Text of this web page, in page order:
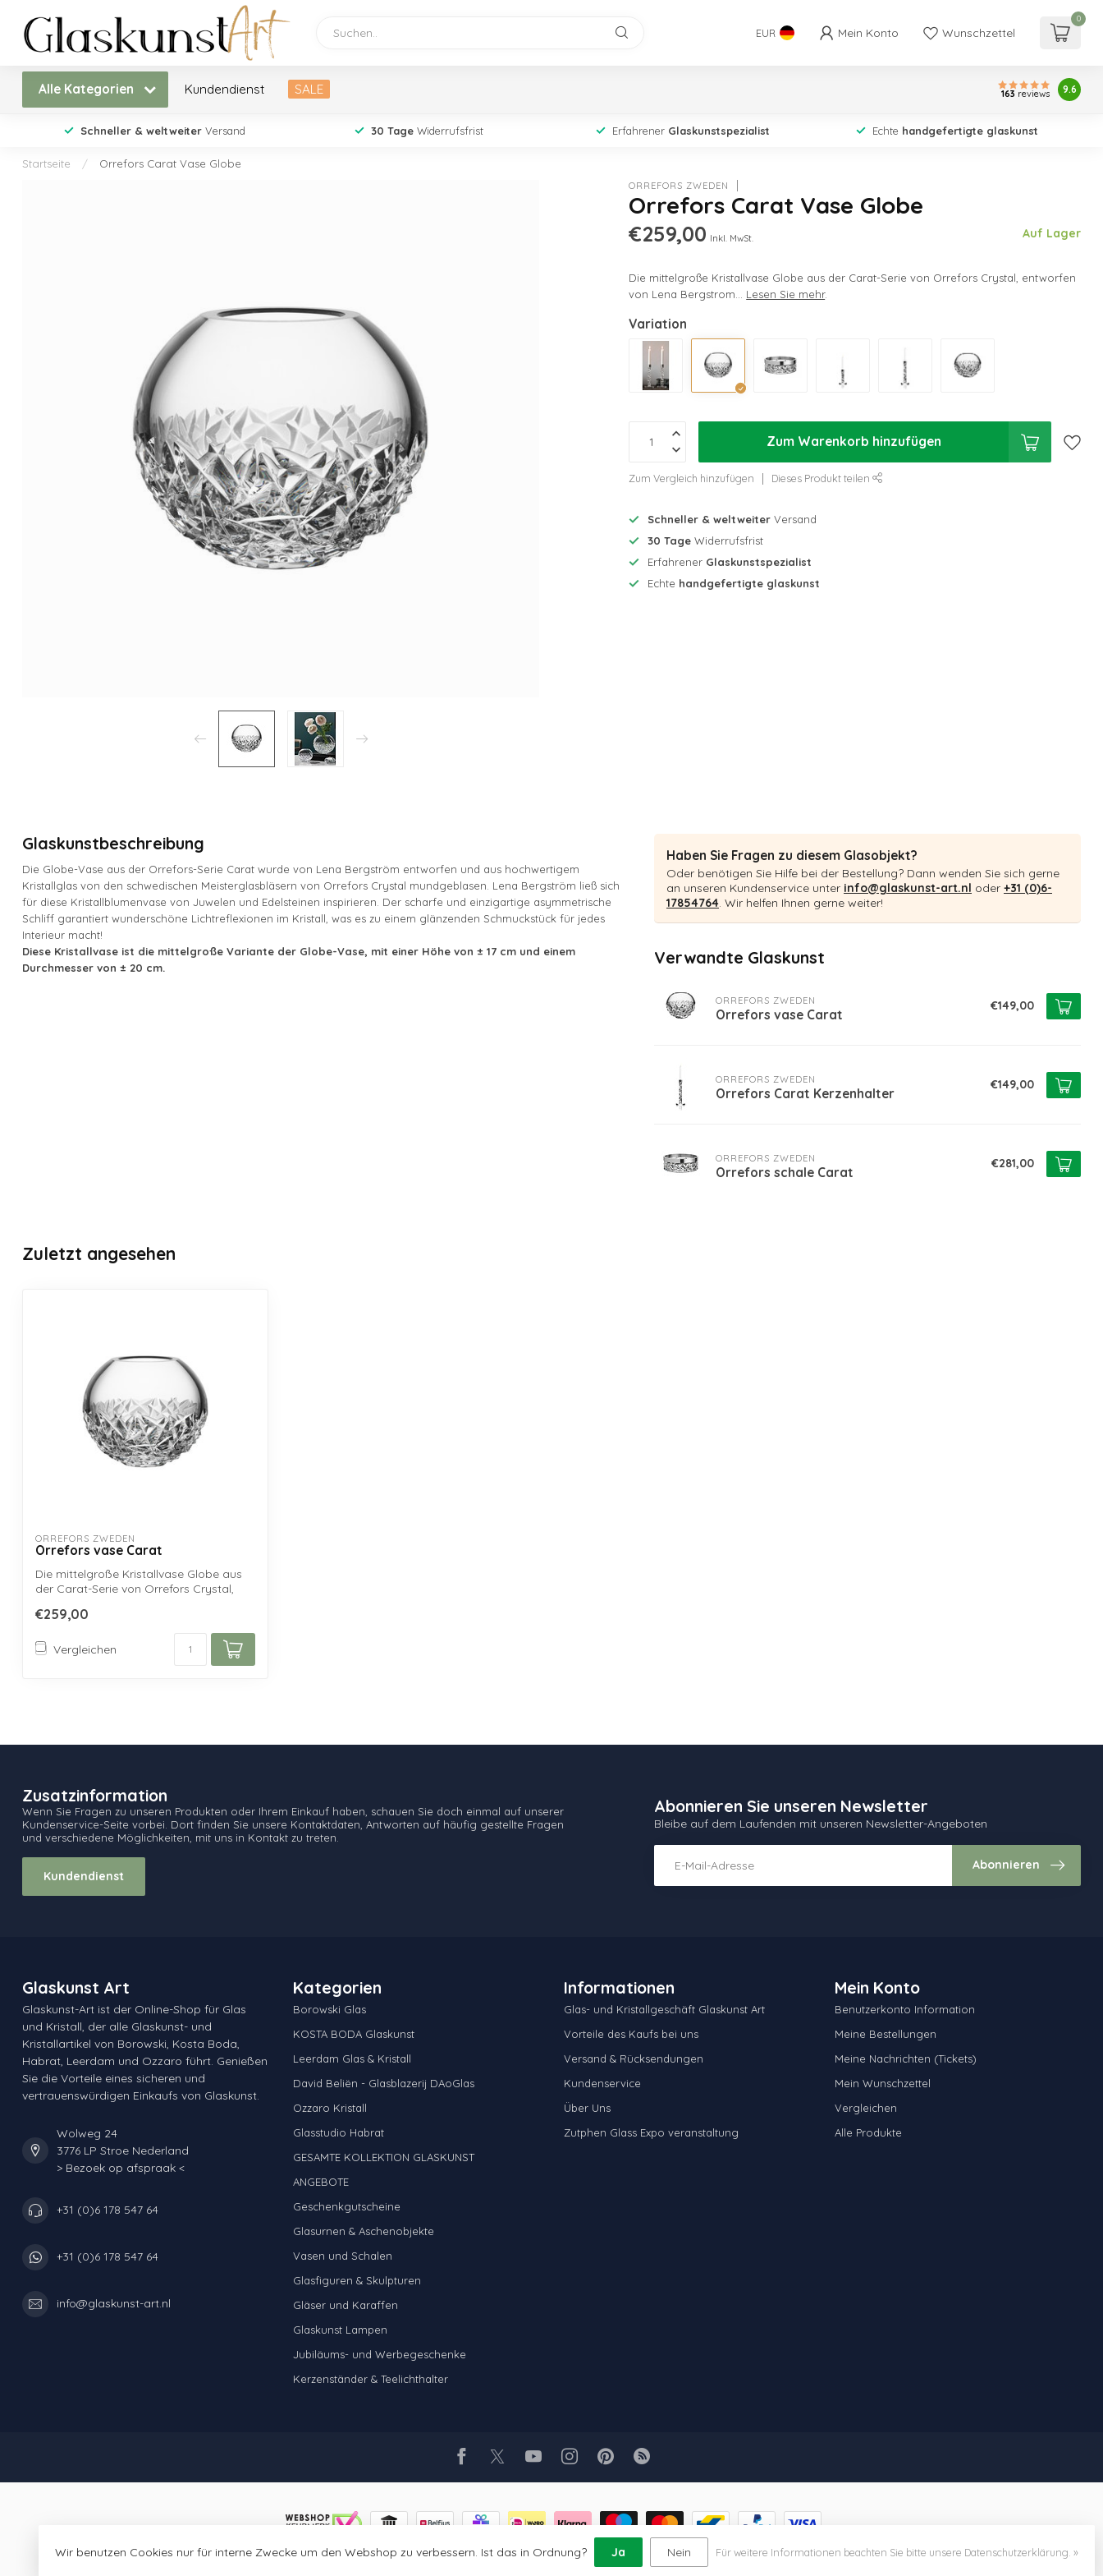
EUR Mein Konto Wunschzettel
0
Alle Kategorien Kundendienst SALE 163 reviews 9.6
Schneller & weltweiterVersand 30 TageWiderrufsfrist Erfahrener Glaskunstspezialist Echte handgefertigte glaskunst
Startseite / Orrefors Carat Vase Globe
ORREFORS ZWEDEN
Orrefors Carat Vase Globe
€259,00 Inkl. MwSt. Auf Lager
Die mittelgroße Kristallvase Globe aus der Carat-Serie von Orrefors Crystal, entworfen
von Lena Bergstrom... Lesen Sie mehr.
Variation
Zum Warenkorb hinzufügen
Zum Vergleich hinzufügen Dieses Produkt teilen
Schneller & weltweiter Versand
30 Tage Widerrufsfrist
Erfahrener Glaskunstspezialist
Echte handgefertigte glaskunst
Glaskunstbeschreibung
Die Globe-Vase aus der Orrefors-Serie Carat wurde von Lena Bergström entworfen und aus hochwertigem
Kristallglas von den schwedischen Meisterglasbläsern von Orrefors Crystal mundgeblasen. Lena Bergström ließ sich
für diese Kristallblumenvase von Juwelen und Edelsteinen inspirieren. Der scharfe und einzigartige asymmetrische
Schliff garantiert wunderschöne Lichtreflexionen im Kristall, was es zu einem glänzenden Schmuckstück für jedes
Interieur macht!
Diese Kristallvase ist die mittelgroße Variante der Globe-Vase, mit einer Höhe von ± 17 cm und einem
Durchmesser von ± 20 cm.
Haben Sie Fragen zu diesem Glasobjekt?
Oder benötigen Sie Hilfe bei der Bestellung? Dann wenden Sie sich gerne
an unseren Kundenservice unter info@glaskunst-art.nl oder +31 (0)6-
17854764. Wir helfen Ihnen gerne weiter!
Verwandte Glaskunst
ORREFORS ZWEDEN
Orrefors vase Carat
€149,00
ORREFORS ZWEDEN
Orrefors Carat Kerzenhalter
€149,00
ORREFORS ZWEDEN
Orrefors schale Carat
€281,00
Zuletzt angesehen
ORREFORS ZWEDEN
Orrefors vase Carat
Die mittelgroße Kristallvase Globe aus
der Carat-Serie von Orrefors Crystal,
€259,00
Vergleichen
Zusatzinformation
Wenn Sie Fragen zu unseren Produkten oder Ihrem Einkauf haben, schauen Sie doch einmal auf unserer
Kundenservice-Seite vorbei. Dort finden Sie unsere Kontaktdaten, Antworten auf häufig gestellte Fragen
und verschiedene Möglichkeiten, mit uns in Kontakt zu treten.
Kundendienst
Abonnieren Sie unseren Newsletter
Bleibe auf dem Laufenden mit unseren Newsletter-Angeboten
Abonnieren
Glaskunst Art
Glaskunst-Art ist der Online-Shop für Glas
und Kristall, der alle Glaskunst- und
Kristallartikel von Borowski, Kosta Boda,
Habrat, Leerdam und Ozzaro führt. Genießen
Sie die Vorteile eines sicheren und
vertrauenswürdigen Einkaufs von Glaskunst.
Wolweg 24
3776 LP Stroe Nederland
> Bezoek op afspraak <
+31 (0)6 178 547 64
+31 (0)6 178 547 64
info@glaskunst-art.nl
Kategorien
Borowski Glas
KOSTA BODA Glaskunst
Leerdam Glas & Kristall
David Beliën - Glasblazerij DAoGlas
Ozzaro Kristall
Glasstudio Habrat
GESAMTE KOLLEKTION GLASKUNST
ANGEBOTE
Geschenkgutscheine
Glasurnen & Aschenobjekte
Vasen und Schalen
Glasfiguren & Skulpturen
Gläser und Karaffen
Glaskunst Lampen
Jubiläums- und Werbegeschenke
Kerzenständer & Teelichthalter
Informationen
Glas- und Kristallgeschäft Glaskunst Art
Vorteile des Kaufs bei uns
Versand & Rücksendungen
Kundenservice
Über Uns
Zutphen Glass Expo veranstaltung
Mein Konto
Benutzerkonto Information
Meine Bestellungen
Meine Nachrichten (Tickets)
Mein Wunschzettel
Vergleichen
Alle Produkte
© Copyright 2026 Glaskunst Art- Powered byLightspeed- Theme byDyvelopment
Wir benutzen Cookies nur für interne Zwecke um den Webshop zu verbessern. Ist das in Ordnung? Ja Nein Für weitere Informationen beachten Sie bitte unsere Datenschutzerklärung. »